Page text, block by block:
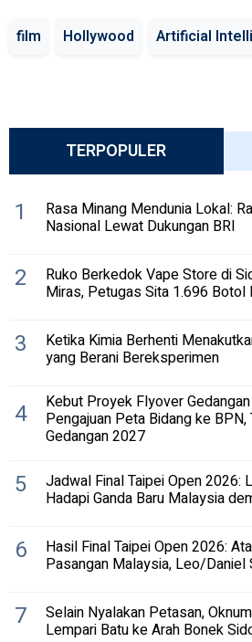
film Hollywood Artificial
TERPOPULER
1 Rasa Minang Mendunia Lokal:
Nasional Lewat Dukungan BRI
2 Ruko Berkedok Vape Store di
Miras, Petugas Sita 1.696 Botol
3 Ketika Kimia Berhenti
yang Berani Bereksperimen
4 Kebut Proyek Flyover
Pengajuan Peta Bidang ke
Gedangan 2027
5 Jadwal Final Taipei Open 2026:
Hadapi Ganda Baru Malaysia
6 Hasil Final Taipei Open 2026:
Pasangan Malaysia, Leo/Daniel
7 Selain Nyalakan Petasan,
Lempari Batu ke Arah Bonek